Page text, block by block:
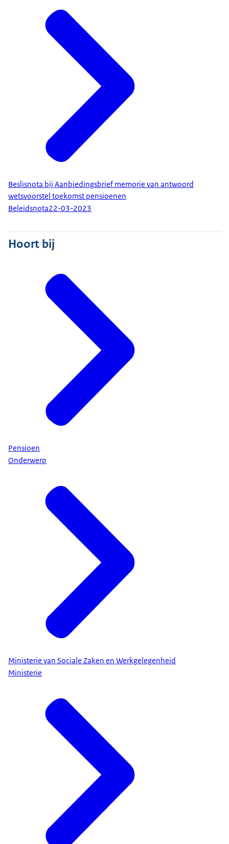
Beslisnota bij Aanbiedingsbrief memorie van antwoord
wetsvoorstel toekomst pensioenen
Beleidsnota22-03-2023
Hoort bij
Pensioen
Onderwerp
Ministerie van Sociale Zaken en Werkgelegenheid
Ministerie